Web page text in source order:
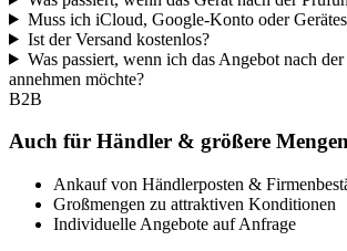
Muss ich iCloud, Google-Konto oder
Ist der Versand kostenlos?
Was passiert, wenn ich das Angebot nach
annehmen möchte?
B2B
Auch für Händler & größere
Ankauf von Händlerposten &
Großmengen zu attraktiven Konditionen
Individuelle Angebote auf Anfrage